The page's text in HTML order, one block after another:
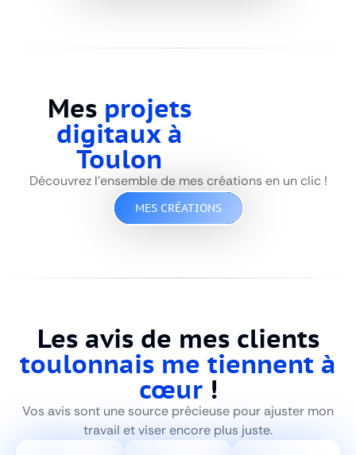
Mes projets
digitaux à
Toulon
Découvrez l’ensemble de mes créations en un clic !
MES CRÉATIONS
Les avis de mes clients
toulonnais me tiennent à
cœur!
Vos avis sont une source précieuse pour ajuster mon
travail et viser encore plus juste.